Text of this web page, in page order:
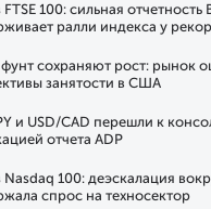
100: сильная отчетность
ралли индекса у
сохраняют рост: рынок
занятости в США
и USD/CAD перешли к
отчета ADP
Nasdaq 100: деэскалация
спрос на техносектор